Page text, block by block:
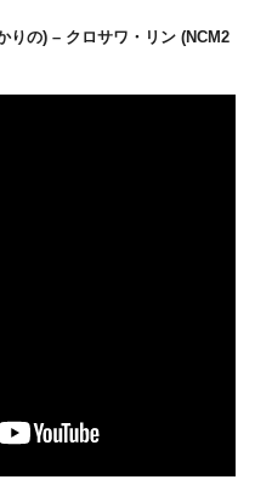
りの) – クロサワ・リン (NCM2